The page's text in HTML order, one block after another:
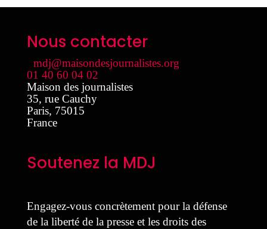
Nous contacter
mdj@maisondesjournalistes.org
01 40 60 04 02
Maison des journalistes
35, rue Cauchy
Paris, 75015
France
Soutenez la MDJ
Engagez-vous concrètement pour la défense
de la liberté de la presse et les droits des